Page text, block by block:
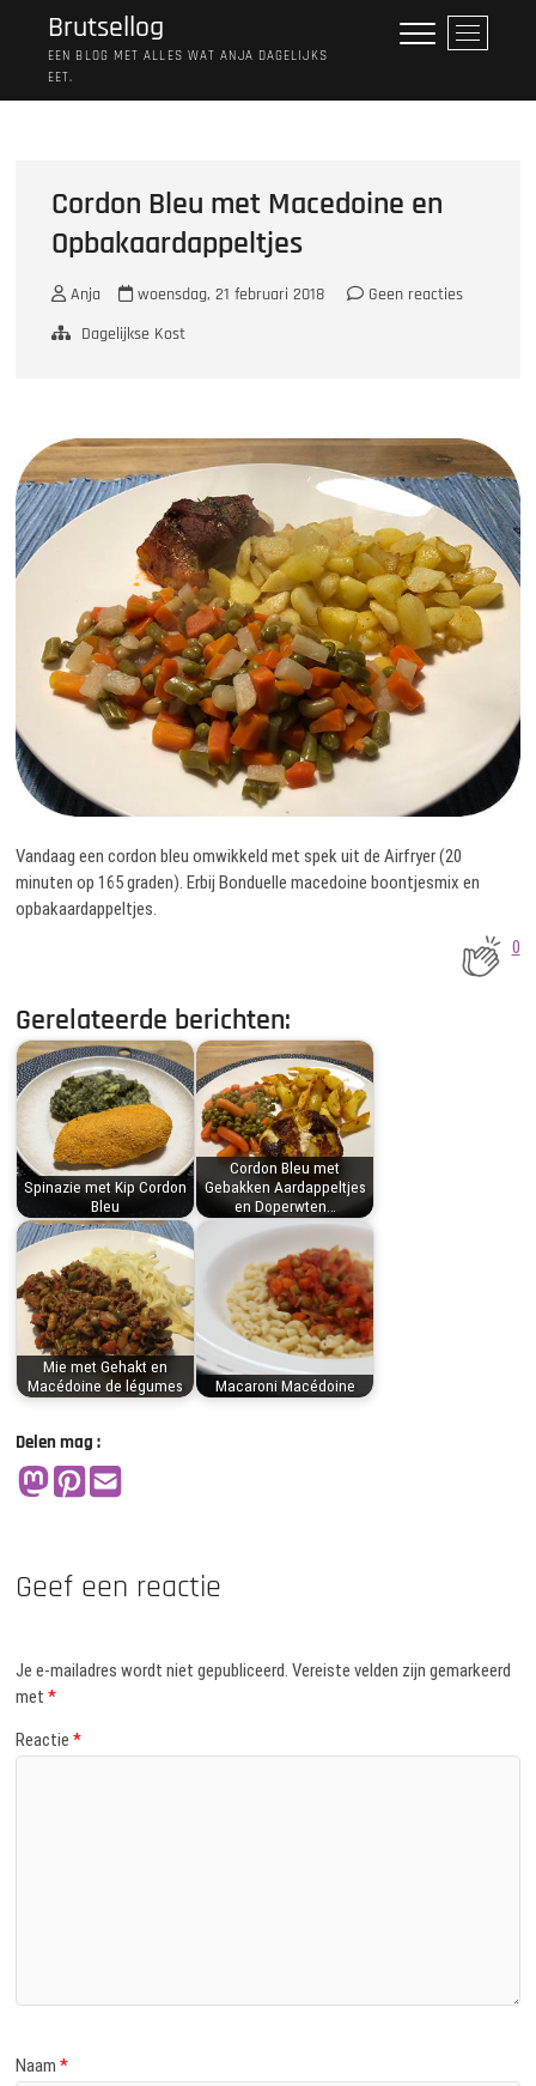
Brutsellog
EEN BLOG MET ALLES WAT ANJA DAGELIJKS
EET.
M
e
Cordon Bleu met Macedoine en
Opbakaardappeltjes
Anja woensdag, 21 februari 2018
Geen reacties
Dagelijkse Kost
Vandaag een cordon bleu omwikkeld met spek uit de Airfryer (20
minuten op 165 graden). Erbij Bonduelle macedoine boontjesmix en
opbakaardappeltjes.
0
Gerelateerde berichten:
Spinazie met Kip Cordon
Bleu
Cordon Bleu met
Gebakken Aardappeltjes
en Doperwten…
Mie met Gehakt en
Macédoine de légumes
Macaroni Macédoine
Delen mag :
Geef een reactie
Je e-mailadres wordt niet gepubliceerd. Vereiste velden zijn gemarkeerd
met*
Reactie*
Naam*